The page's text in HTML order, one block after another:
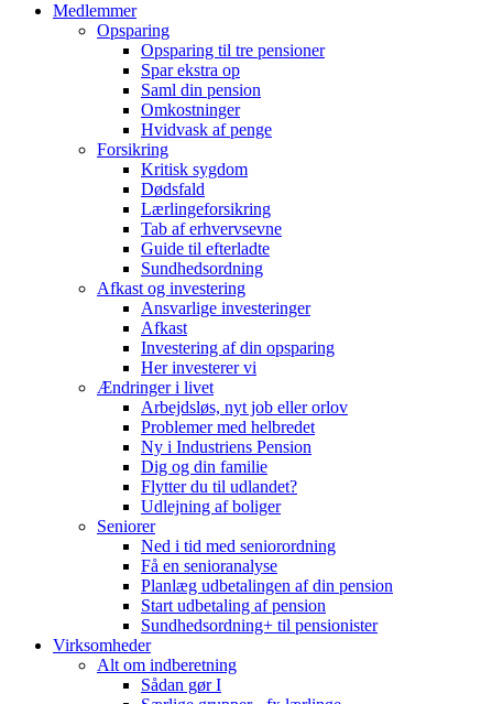
Medlemmer
Opsparing
Opsparing til tre pensioner
Spar ekstra op
Saml din pension
Omkostninger
Hvidvask af penge
Forsikring
Kritisk sygdom
Dødsfald
Lærlingeforsikring
Tab af erhvervsevne
Guide til efterladte
Sundhedsordning
Afkast og investering
Ansvarlige investeringer
Afkast
Investering af din opsparing
Her investerer vi
Ændringer i livet
Arbejdsløs, nyt job eller orlov
Problemer med helbredet
Ny i Industriens Pension
Dig og din familie
Flytter du til udlandet?
Udlejning af boliger
Seniorer
Ned i tid med seniorordning
Få en senioranalyse
Planlæg udbetalingen af din pension
Start udbetaling af pension
Sundhedsordning+ til pensionister
Virksomheder
Alt om indberetning
Sådan gør I